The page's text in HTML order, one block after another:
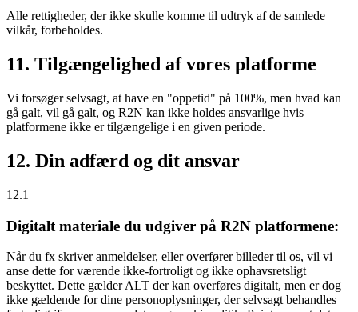
Alle rettigheder, der ikke skulle komme til udtryk af de samlede
vilkår, forbeholdes.
11. Tilgængelighed af vores platforme
Vi forsøger selvsagt, at have en "oppetid" på 100%, men hvad kan
gå galt, vil gå galt, og R2N kan ikke holdes ansvarlige hvis
platformene ikke er tilgængelige i en given periode.
12. Din adfærd og dit ansvar
12.1
Digitalt materiale du udgiver på R2N platformene:
Når du fx skriver anmeldelser, eller overfører billeder til os, vil vi
anse dette for værende ikke-fortroligt og ikke ophavsretsligt
beskyttet. Dette gælder ALT der kan overføres digitalt, men er dog
ikke gældende for dine personoplysninger, der selvsagt behandles